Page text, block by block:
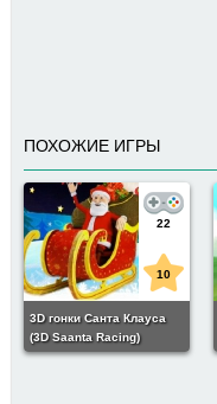
ПОХОЖИЕ ИГРЫ
22
10
3D гонки Санта Клауса
(3D Saanta Racing)